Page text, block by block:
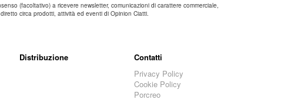
(facoltativo) a ricevere newsletter, comunicazioni di carattere commerciale,
circa prodotti, attività ed eventi di Opinion Ciatti.
Distribuzione
Contatti
Privacy Policy
Cookie Policy
Porcreo